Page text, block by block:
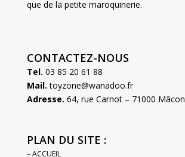
que de la petite maroquinerie.
CONTACTEZ-NOUS
Tel. 03 85 20 61 88
Mail. toyzone@wanadoo.fr
Adresse. 64, rue Carnot – 71000 Mâcon
PLAN DU SITE :
– ACCUEIL